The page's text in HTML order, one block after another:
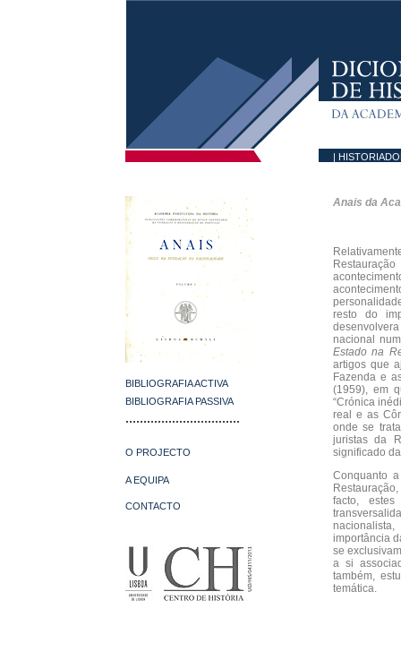
|
BIBLIOGRAFIA ACTIVA
BIBLIOGRAFIA PASSIVA
................................
O PROJECTO
A EQUIPA
CONTACTO
Anais da
resto do
nacional
Estado na
artigos que
Fazenda e
(1959), em
“Crónica
real e as
onde se
juristas da
significado
Conquanto
facto,
importância
se
a si
também,
temática.